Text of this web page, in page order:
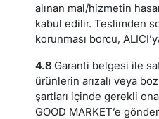
alınan mal/hizmetin
kabul edilir. Teslimden
korunması borcu,
4.8 Garanti belgesi ile
ürünlerin arızalı veya
şartları içinde gerekli
GOOD MARKET’e